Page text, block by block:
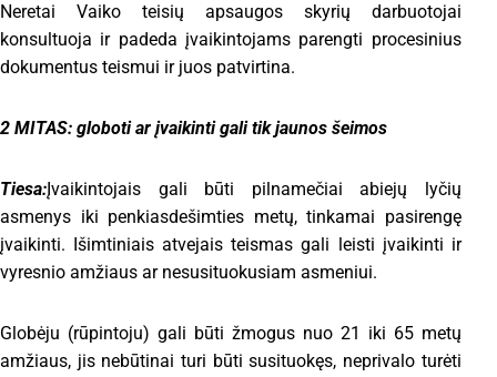
Neretai Vaiko teisių apsaugos skyrių darbuotojai
konsultuoja ir padeda įvaikintojams parengti procesinius
dokumentus teismui ir juos patvirtina.
2 MITAS: globoti ar įvaikinti gali tik jaunos šeimos
Tiesa:Įvaikintojais gali būti pilnamečiai abiejų lyčių
asmenys iki penkiasdešimties metų, tinkamai pasirengę
įvaikinti. Išimtiniais atvejais teismas gali leisti įvaikinti ir
vyresnio amžiaus ar nesusituokusiam asmeniui.
Globėju (rūpintoju) gali būti žmogus nuo 21 iki 65 metų
amžiaus, jis nebūtinai turi būti susituokęs, neprivalo turėti